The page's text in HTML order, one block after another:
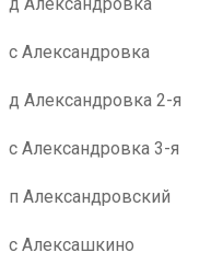
с Александровка
д Александровка 2-я
с Александровка 3-я
п Александровский
с Алексашкино